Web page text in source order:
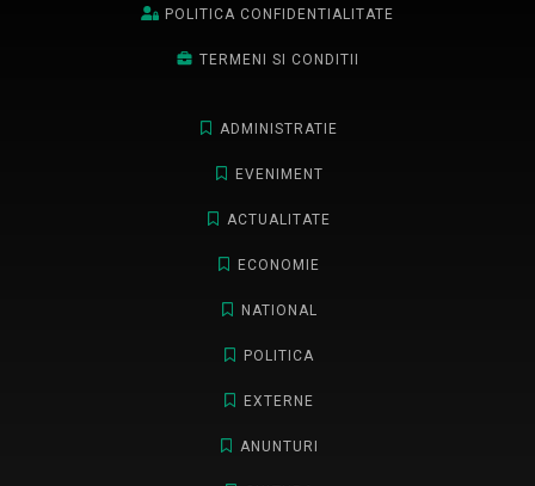
POLITICA CONFIDENTIALITATE
TERMENI SI CONDITII
ADMINISTRATIE
EVENIMENT
ACTUALITATE
ECONOMIE
NATIONAL
POLITICA
EXTERNE
ANUNTURI